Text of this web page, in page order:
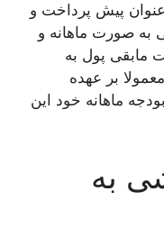
پیش پرداخت و
به صورت ماهانه و
مابقی پول به
بر عهده
ماهانه خود این
به